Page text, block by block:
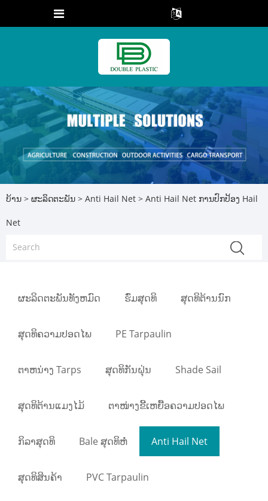
ບ້ານ > ຜະລິດຕະພັນ > Anti Hail Net > Anti Hail Net ການປົກປ້ອງ Hail
Net
ຜະລິດຕະພັນທັງຫມົດ ຮົ່ມສຸດທິ ສຸດທິຕ້ານນົກ
ສຸດທິຄວາມປອດໄພ PE Tarpaulin
ຕາຫນ່າງ Tarps ສຸດທິກັນຝຸ່ນ Shade Sail
ສຸດທິຕ້ານແມງໄມ້ ຕາໜ່າງຂີ້ເຫຍື້ອຄວາມປອດໄພ
ກິລາສຸດທິ Bale ສຸດທິຫໍ່ Anti Hail Net
ສຸດທິສິນຄ້າ PVC Tarpaulin